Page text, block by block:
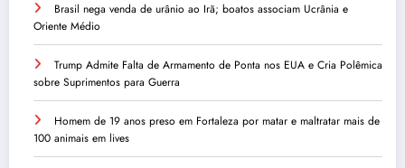
Brasil nega venda de urânio ao Irã; boatos associam Ucrânia e
Oriente Médio
Trump Admite Falta de Armamento de Ponta nos EUA e Cria Polêmica
sobre Suprimentos para Guerra
Homem de 19 anos preso em Fortaleza por matar e maltratar mais de
100 animais em lives